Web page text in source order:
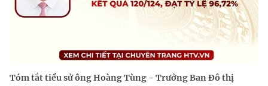
Tóm tắt tiểu sử ông Hoàng Tùng - Trưởng Ban Đô thị